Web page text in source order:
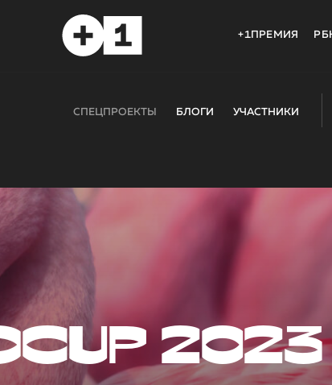
+1ПРЕМИЯ
СПЕЦПРОЕКТЫ БЛОГИ УЧАСТНИКИ
2023